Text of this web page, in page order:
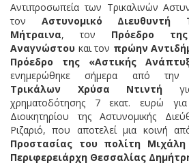
Αντιπροσωπεία των Τρικαλινών
τον Αστυνομικό Διευθυντή
Μήτραινα, τον Πρόεδρο
Αναγνώστου και τον πρώην
Πρόεδρο της «Αστικής
ενημερώθηκε σήμερα από την
Τρικάλων
Χρύσα Ντιντή
χρηματοδότησης 7 εκατ. ευρώ
Διοικητηρίου της Αστυνομικής
Ριζαριό, που αποτελεί μια κοινή
Προστασίας του πολίτη
Περιφερειάρχη Θεσσαλίας